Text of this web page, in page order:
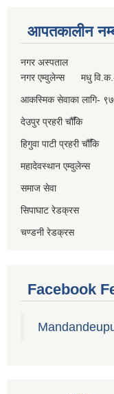
आपतकालीन
नगर अस्पताल
नगर एम्वुलेन्स मधु
आकस्मिक सेवाका लागि-
देउपुर प्रहरी
हिगुवा पाटी प्रहरी
महादेवस्थान
समाज सेवा
सिपाघाट
चण्डनी रेडक्रस
Facebook